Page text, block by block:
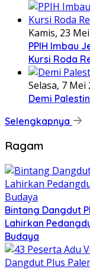
Kamis, 23
PPIH Imbau
Kursi Roda
Selasa, 7 Mei
Demi
Selengkapnya
Ragam
Bintang Dangdut
Lahirkan
Budaya